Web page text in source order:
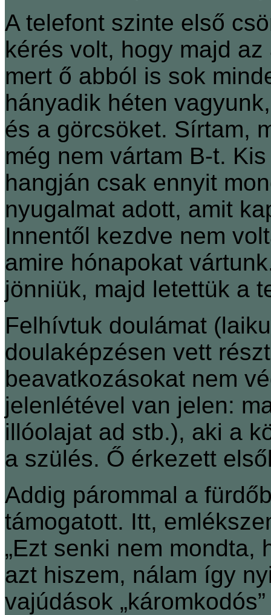
A telefont szinte első
kérés volt, hogy majd
mert ő abból is sok
hányadik héten
és a görcsöket. Sírtam,
még nem vártam B-t.
hangján csak ennyit
nyugalmat adott, amit
Innentől kezdve nem
amire hónapokat
jönniük, majd letettük a
Felhívtuk doulámat
doulaképzésen vett
beavatkozásokat nem
jelenlétével van jelen:
illóolajat ad stb.), aki a
a szülés. Ő érkezett
Addig párommal a
támogatott. Itt,
„Ezt senki nem mondta,
azt hiszem, nálam így
vajúdások